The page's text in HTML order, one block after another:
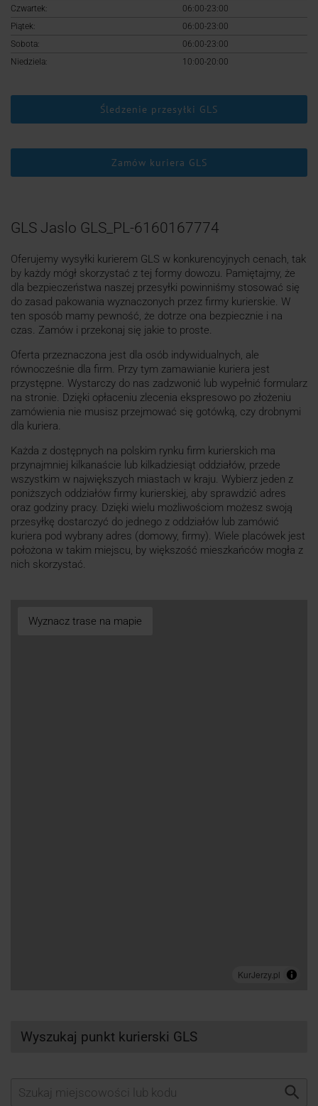
Czwartek:
06:00-23:00
Piątek:
06:00-23:00
Sobota:
06:00-23:00
Niedziela:
10:00-20:00
Śledzenie przesyłki GLS
Zamów kuriera GLS
GLS Jaslo GLS_PL-6160167774
Oferujemy wysyłki kurierem GLS w konkurencyjnych cenach, tak
by każdy mógł skorzystać z tej formy dowozu. Pamiętajmy, że
dla bezpieczeństwa naszej przesyłki powinniśmy stosować się
do zasad pakowania wyznaczonych przez firmy kurierskie. W
ten sposób mamy pewność, że dotrze ona bezpiecznie i na
czas. Zamów i przekonaj się jakie to proste.
Oferta przeznaczona jest dla osób indywidualnych, ale
równocześnie dla firm. Przy tym zamawianie kuriera jest
przystępne. Wystarczy do nas zadzwonić lub wypełnić formularz
na stronie. Dzięki opłaceniu zlecenia ekspresowo po złożeniu
zamówienia nie musisz przejmować się gotówką, czy drobnymi
dla kuriera.
Każda z dostępnych na polskim rynku firm kurierskich ma
przynajmniej kilkanaście lub kilkadziesiąt oddziałów, przede
wszystkim w największych miastach w kraju. Wybierz jeden z
poniższych oddziałów firmy kurierskiej, aby sprawdzić adres
oraz godziny pracy. Dzięki wielu możliwościom możesz swoją
przesyłkę dostarczyć do jednego z oddziałów lub zamówić
kuriera pod wybrany adres (domowy, firmy). Wiele placówek jest
położona w takim miejscu, by większość mieszkańców mogła z
nich skorzystać.
Wyznacz trase na mapie
Wyszukaj punkt kurierski GLS